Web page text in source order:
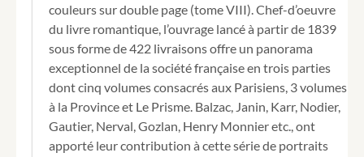
couleurs sur double page (tome VIII). Chef-d’oeuvre
du livre romantique, l’ouvrage lancé à partir de 1839
sous forme de 422 livraisons offre un panorama
exceptionnel de la société française en trois parties
dont cinq volumes consacrés aux Parisiens, 3 volumes
à la Province et Le Prisme. Balzac, Janin, Karr, Nodier,
Gautier, Nerval, Gozlan, Henry Monnier etc., ont
apporté leur contribution à cette série de portraits